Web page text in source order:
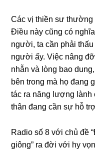
Các vị thiền sư thường
Điều này cũng có
người, ta cần phải
người ấy. Việc nâng
nhẫn và lòng bao
bên trong mà họ đang
tác ra năng lượng lành
thân đang cần sự hỗ
Radio số 8 với chủ đề
giông” ra đời với hy